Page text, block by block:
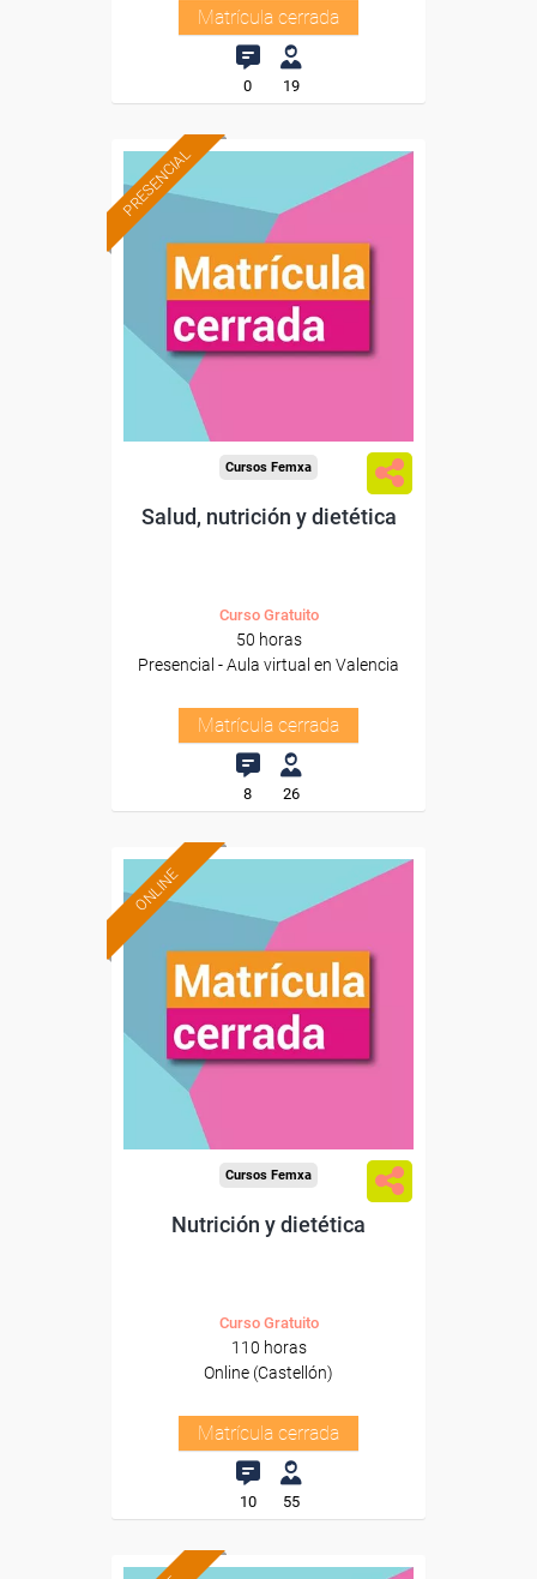
Matrícula cerrada
0 19
PRESENCIAL
Cursos Femxa
Salud, nutrición y dietética
Curso Gratuito
50 horas
Presencial - Aula virtual en Valencia
Matrícula cerrada
8 26
ONLINE
Cursos Femxa
Nutrición y dietética
Curso Gratuito
110 horas
Online (Castellón)
Matrícula cerrada
10 55